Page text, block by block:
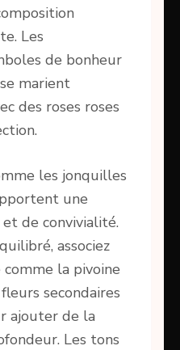
Les
de bonheur
marient
des roses roses
les jonquilles
une
de convivialité.
associez
la pivoine
secondaires
ajouter de la
Les tons